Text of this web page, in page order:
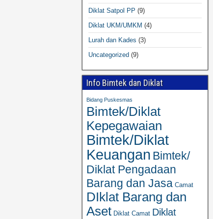
Diklat Satpol PP (9)
Diklat UKM/UMKM (4)
Lurah dan Kades (3)
Uncategorized (9)
Info Bimtek dan Diklat
Bidang Puskesmas
Bimtek/Diklat
Kepegawaian
Bimtek/Diklat
Keuangan Bimtek/
Diklat Pengadaan
Barang dan Jasa Camat
DIklat Barang dan
Aset Diklat Camat Diklat